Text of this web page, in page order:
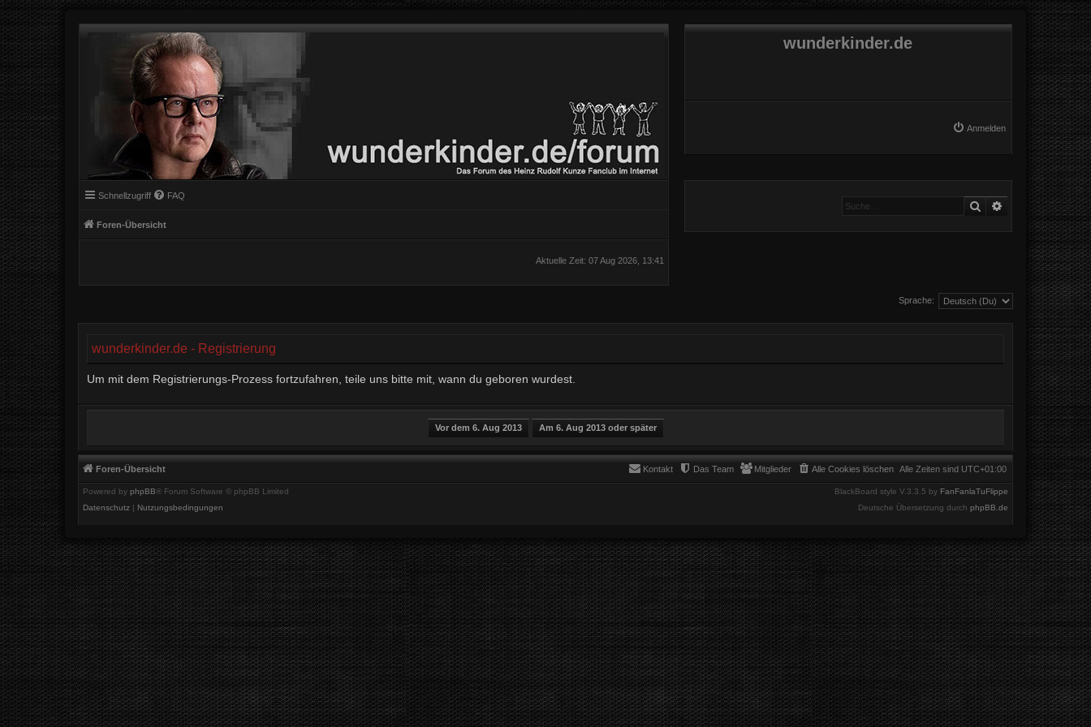
wunderkinder.de
Anmelden
Schnellzugriff FAQ
Foren-Übersicht
Suche Erweiterte Suche
Aktuelle Zeit: 07 Aug 2026, 13:41
Sprache:
wunderkinder.de - Registrierung
Um mit dem Registrierungs-Prozess fortzufahren, teile uns bitte mit, wann du geboren wurdest.
Foren-Übersicht Alle Zeiten sind UTC+01:00
Alle Cookies löschen
Mitglieder
Das Team
Kontakt
Powered by phpBB® Forum Software © phpBB Limited BlackBoard style V.3.3.5 by FanFanlaTuFlippe
Deutsche Übersetzung durch phpBB.de
Datenschutz | Nutzungsbedingungen